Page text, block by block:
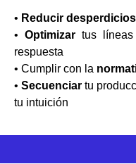
• Reducir
• Optimizar tus
respuesta
• Cumplir con la
•Secuenciartu
tu intuición